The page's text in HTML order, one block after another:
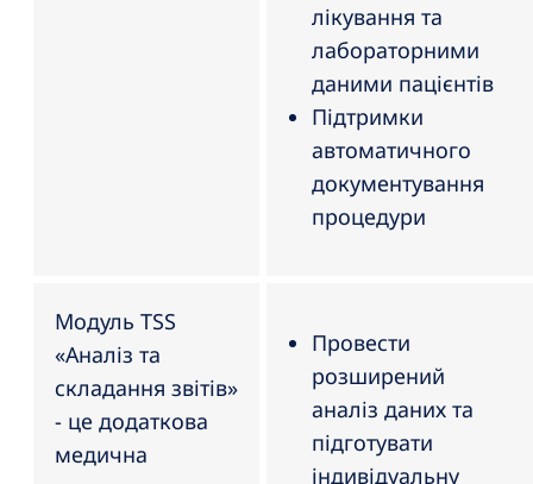
лікування та
лабораторними
даними пацієнтів
Підтримки
автоматичного
документування
процедури
Модуль TSS
«Аналіз та
складання звітів»
- це додаткова
медична
Провести
розширений
аналіз даних та
підготувати
індивідуальну